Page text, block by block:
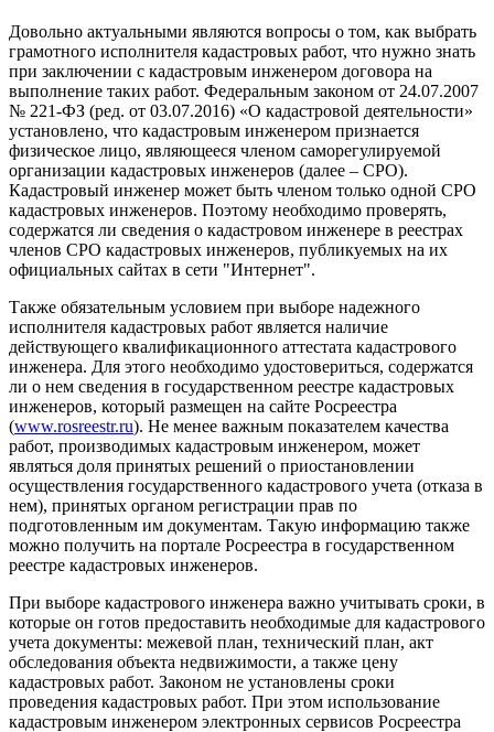
Довольно актуальными являются вопросы о том, как выбрать
грамотного исполнителя кадастровых работ, что нужно знать
при заключении с кадастровым инженером договора на
выполнение таких работ. Федеральным законом от 24.07.2007
№ 221-ФЗ (ред. от 03.07.2016) «О кадастровой деятельности»
установлено, что кадастровым инженером признается
физическое лицо, являющееся членом саморегулируемой
организации кадастровых инженеров (далее – СРО).
Кадастровый инженер может быть членом только одной СРО
кадастровых инженеров. Поэтому необходимо проверять,
содержатся ли сведения о кадастровом инженере в реестрах
членов СРО кадастровых инженеров, публикуемых на их
официальных сайтах в сети "Интернет".
Также обязательным условием при выборе надежного
исполнителя кадастровых работ является наличие
действующего квалификационного аттестата кадастрового
инженера. Для этого необходимо удостовериться, содержатся
ли о нем сведения в государственном реестре кадастровых
инженеров, который размещен на сайте Росреестра
(www.rosreestr.ru). Не менее важным показателем качества
работ, производимых кадастровым инженером, может
являться доля принятых решений о приостановлении
осуществления государственного кадастрового учета (отказа в
нем), принятых органом регистрации прав по
подготовленным им документам. Такую информацию также
можно получить на портале Росреестра в государственном
реестре кадастровых инженеров.
При выборе кадастрового инженера важно учитывать сроки, в
которые он готов предоставить необходимые для кадастрового
учета документы: межевой план, технический план, акт
обследования объекта недвижимости, а также цену
кадастровых работ. Законом не установлены сроки
проведения кадастровых работ. При этом использование
кадастровым инженером электронных сервисов Росреестра